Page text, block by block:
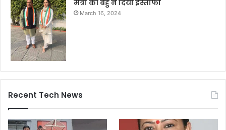
मंत्री की बहु ने दिया इस्तीफा
March 16, 2024
Recent Tech News